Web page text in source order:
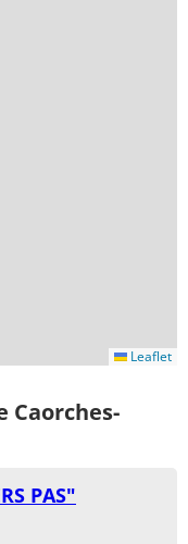
Leaflet
Caorches-
PAS"